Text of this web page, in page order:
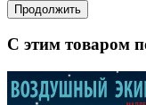
Продолжить
С этим товаром